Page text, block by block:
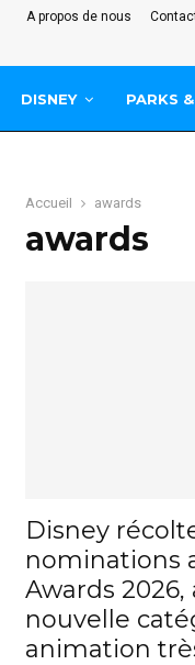
A propos de nous
DISNEY PARKS
Accueil awards
awards
Disney
nominations
Awards 2026,
nouvelle
animation